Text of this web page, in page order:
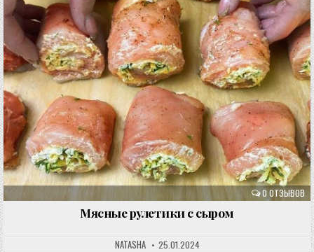
0 ОТЗЫВОВ
Мясные рулетики с сыром
NATASHA 25.01.2024